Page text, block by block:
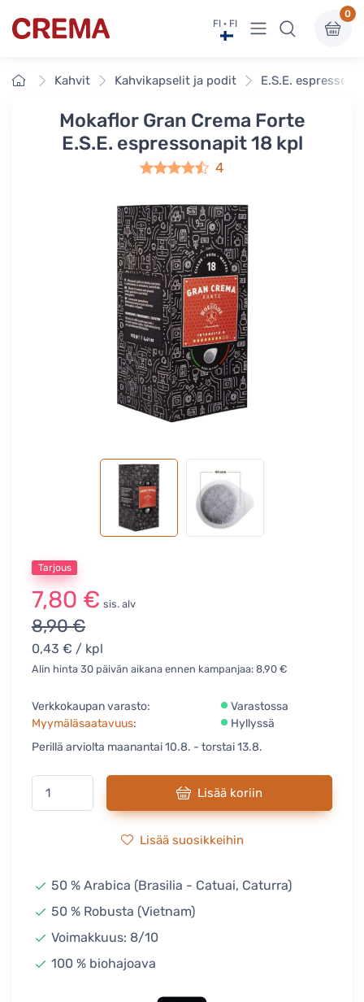
Crema FI · FI Näytä valikko
0
EtusivuKahvit Kahvikapselit ja podit E.S.E.
Mokaflor Gran Crema Forte
E.S.E. espressonapit 18 kpl
4
Tarjous
7,80 € sis. alv
8,90 €
0,43 € / kpl
Alin hinta 30 päivän aikana ennen kampanjaa: 8,90 €
Verkkokaupan varasto:
Varastossa
Myymäläsaatavuus:
Hyllyssä
Perillä arviolta maanantai 10.8. - torstai 13.8.
Lisää koriin
Lisää suosikkeihin
50 % Arabica (Brasilia - Catuai, Caturra)
50 % Robusta (Vietnam)
Voimakkuus: 8/10
100 % biohajoava